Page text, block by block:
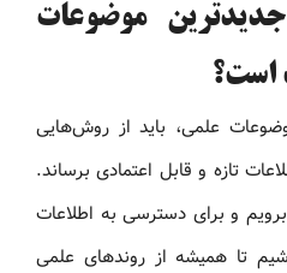
موضوعات
است؟
علمی، باید از روش‌هایی
تازه و قابل اعتمادی برساند.
و برای دسترسی به اطلاعات
تا همیشه از روندهای علمی